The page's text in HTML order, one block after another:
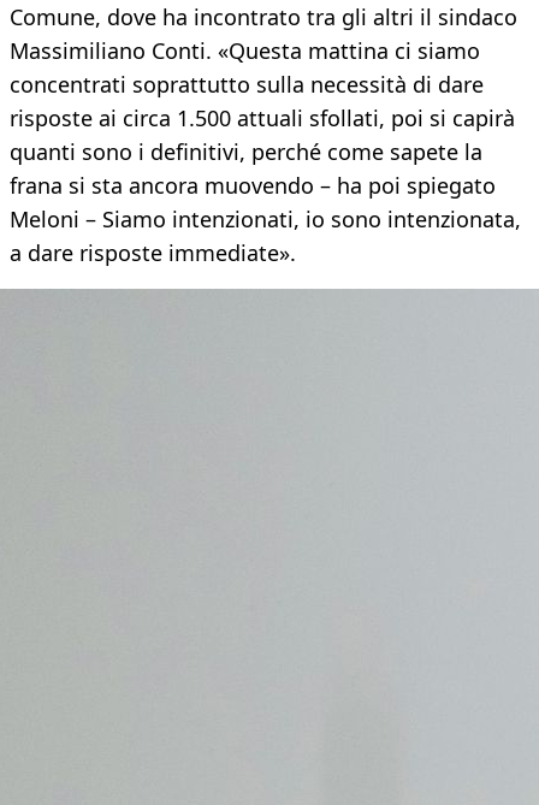
Comune, dove ha incontrato tra gli altri il sindaco
Massimiliano Conti. «Questa mattina ci siamo
concentrati soprattutto sulla necessità di dare
risposte ai circa 1.500 attuali sfollati, poi si capirà
quanti sono i definitivi, perché come sapete la
frana si sta ancora muovendo – ha poi spiegato
Meloni – Siamo intenzionati, io sono intenzionata,
a dare risposte immediate».